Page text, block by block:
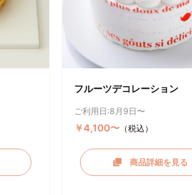
フルーツデコレーション
ご利用日:8月9日〜
￥4,100〜（税込）
商品詳細を見る